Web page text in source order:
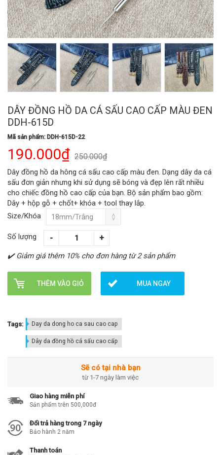
DÂY ĐỒNG HỒ DA CÁ SẤU CAO CẤP MÀU ĐEN
DDH-615D
Mã sản phẩm: DDH-615D-22
190.000₫ 250.000₫
Dây đồng hồ da hông cá sấu cao cấp màu đen. Dạng dây da cá
sấu đơn giản nhưng khi sử dụng sẽ bóng và đẹp lên rất nhiều
cho chiếc đồng hồ cao cấp của bạn. Bộ sản phẩm bao gồm:
Dây + hộp gỗ + chốt+ khóa + tool thay lắp.
Size/Khóa
Số lượng
✔️ Giảm giá thêm 10% cho đơn hàng từ 2 sản phẩm
THÊM VÀO GIỎ MUA NGAY
Tags: Day da dong ho ca sau cao cap
Dây da đồng hồ cá sấu cao cấp
Sẽ có tại nhà bạn
từ 1-7 ngày làm việc
Giao hàng miễn phí
Sản phẩm trên 500,000đ
Đổi trả hàng trong 7 ngày
Bảo hành 2 năm
Thanh toán